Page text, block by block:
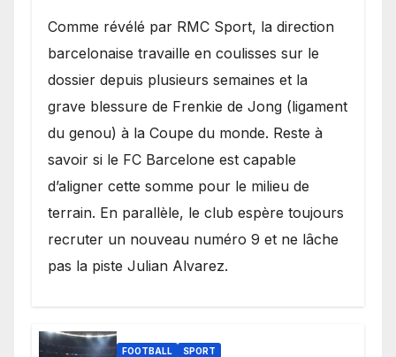
​Comme révélé par RMC Sport, la direction
barcelonaise travaille en coulisses sur le
dossier depuis plusieurs semaines et la
grave blessure de Frenkie de Jong (ligament
du genou) à la Coupe du monde. Reste à
savoir si le FC Barcelone est capable
d’aligner cette somme pour le milieu de
terrain. En parallèle, le club espère toujours
recruter un nouveau numéro 9 et ne lâche
pas la piste Julian Alvarez.
FOOTBALL SPORT